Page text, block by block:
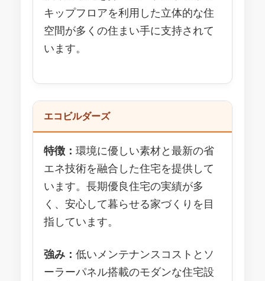
キップフロアを利用した立体的な住
空間が多くの住まい手に支持されて
います。
エコビルダーズ
特徴： 環境に優しい素材と最新の省
エネ技術を融合した住宅を提供して
います。長期優良住宅の実績が多
く、安心して暮らせる家づくりを目
指しています。
強み： 低いメンテナンスコストとソ
ーラーパネル搭載のモダンな住宅設